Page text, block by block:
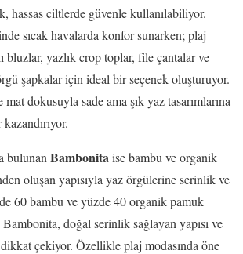
hassas ciltlerde güvenle kullanılabiliyor.
sıcak havalarda konfor sunarken; plaj
bluzlar, yazlık crop toplar, file çantalar ve
şapkalar için ideal bir seçenek oluşturuyor.
dokusuyla sade ama şık yaz tasarımlarına
bulunan Bambonitaise bambu ve organik
oluşan yapısıyla yaz örgülerine serinlik ve
60 bambu ve yüzde 40 organik pamuk
doğal serinlik sağlayan yapısı ve
çekiyor. Özellikle plaj modasında öne